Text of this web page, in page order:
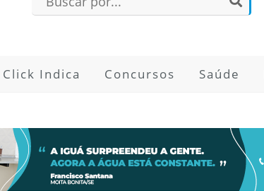
Click Indica Concursos Saúde